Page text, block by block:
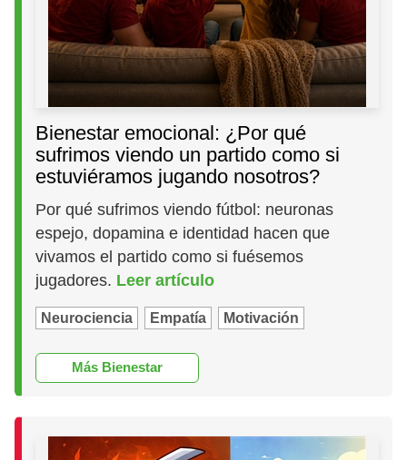
Bienestar emocional: ¿Por qué
sufrimos viendo un partido como si
estuviéramos jugando nosotros?
Por qué sufrimos viendo fútbol: neuronas
espejo, dopamina e identidad hacen que
vivamos el partido como si fuésemos
jugadores. Leer artículo
Neurociencia Empatía Motivación
Más Bienestar